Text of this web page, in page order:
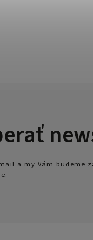
a my Vám budeme